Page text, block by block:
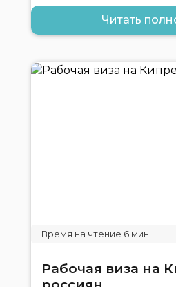
Читать
Рабочая виза на